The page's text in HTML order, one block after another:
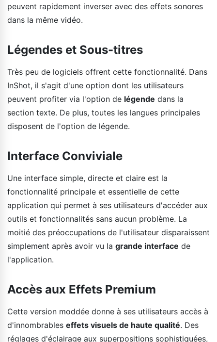
peuvent rapidement inverser avec des effets sonores
dans la même vidéo.
Légendes et Sous-titres
Très peu de logiciels offrent cette fonctionnalité. Dans
InShot, il s'agit d'une option dont les utilisateurs
peuvent profiter via l'option de légende dans la
section texte. De plus, toutes les langues principales
disposent de l'option de légende.
Interface Conviviale
Une interface simple, directe et claire est la
fonctionnalité principale et essentielle de cette
application qui permet à ses utilisateurs d'accéder aux
outils et fonctionnalités sans aucun problème. La
moitié des préoccupations de l'utilisateur disparaissent
simplement après avoir vu la grande interface de
l'application.
Accès aux Effets Premium
Cette version moddée donne à ses utilisateurs accès à
d'innombrables effets visuels de haute qualité. Des
réglages d'éclairage aux superpositions sophistiquées,